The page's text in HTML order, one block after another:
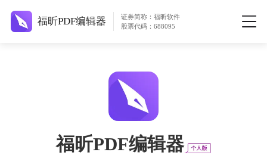
福昕PDF编辑器
证券简称：福昕软件
股票代码：688095
福昕PDF编辑器